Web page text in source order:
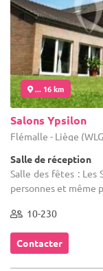
... 16 km
Salons Ypsilon
Flémalle - Liège
Salle de réception
Salle des fêtes : Les
personnes et même
10-230
Contacter